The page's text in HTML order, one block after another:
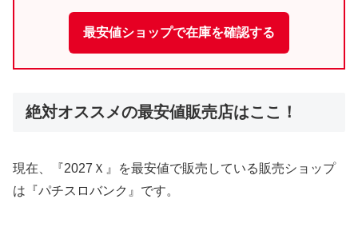
最安値ショップで在庫を確認する
絶対オススメの最安値販売店はここ！
現在、『2027Ｘ』を最安値で販売している販売ショップ
は『パチスロバンク』です。